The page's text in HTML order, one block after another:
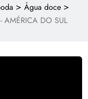
> Água doce >
AMÉRICA DO SUL